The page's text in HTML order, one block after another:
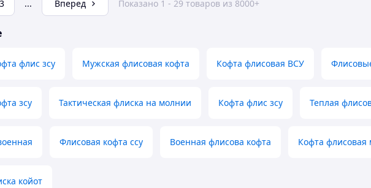
3 ... Вперед Показано 1 - 29 товаров из 8000+
флис зсу Мужская флисовая кофта Кофта флисовая ВСУ
зсу Тактическая флиска на молнии Кофта флис зсу Теплая
Флисовая кофта ссу Военная флисова кофта Кофта флисовая
койот